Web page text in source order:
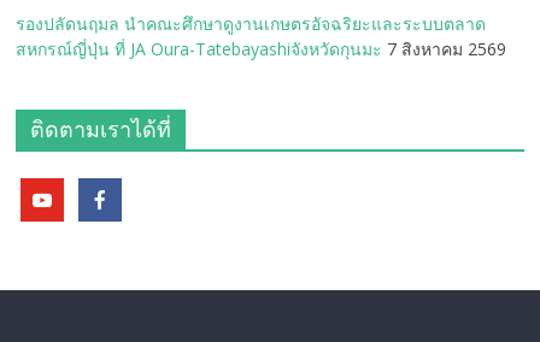
รองปลัดนฤมล นำคณะศึกษาดูงานเกษตรอัจฉริยะและระบบตลาด
สหกรณ์ญี่ปุ่น ที่ JA Oura-Tatebayashiจังหวัดกุนมะ 7 สิงหาคม 2569
ติดตามเราได้ที่